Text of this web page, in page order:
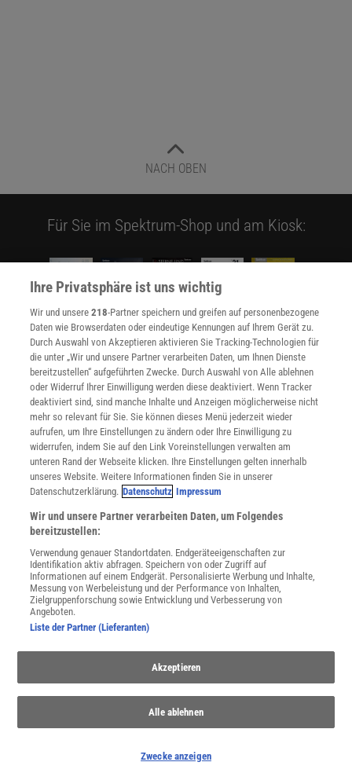
NACH OBEN
Für Sie im Spektrum-Shop und am Kiosk:
WEITERE NEUERSCHEINUNGEN SPEKTRUM SHOP
Spektrum.de-Newsletter abonnieren
JETZT ANMELDEN!
Sie können unsere Newsletter jederzeit wieder abbestellen. Infos zu unserem Umgang
mit Ihren personenbezogenen Daten finden Sie in unserer
SERVICES
Newsletter
Kontakt
Spektrum Shop
Im Handel kaufen
Ihre Privatsphäre ist uns wichtig
Wir und unsere218-Partner speichern und greifen auf personenbezogene
Daten wie Browserdaten oder eindeutige Kennungen auf Ihrem Gerät zu.
Durch Auswahl von Akzeptieren aktivieren Sie Tracking-Technologien für
die unter „Wir und unsere Partner verarbeiten Daten, um Ihnen Dienste
bereitzustellen“ aufgeführten Zwecke. Durch Auswahl von Alle ablehnen
oder Widerruf Ihrer Einwilligung werden diese deaktiviert. Wenn Tracker
deaktiviert sind, sind manche Inhalte und Anzeigen möglicherweise nicht
mehr so relevant für Sie. Sie können dieses Menü jederzeit wieder
aufrufen, um Ihre Einstellungen zu ändern oder Ihre Einwilligung zu
widerrufen, indem Sie auf den Link Voreinstellungen verwalten am
unteren Rand der Webseite klicken. Ihre Einstellungen gelten innerhalb
unseres Website. Weitere Informationen finden Sie in unserer
Datenschutzerklärung. Datenschutz Impressum
Wir und unsere Partner verarbeiten Daten, um Folgendes
bereitzustellen:
Verwendung genauer Standortdaten. Endgeräteeigenschaften zur
Identifikation aktiv abfragen. Speichern von oder Zugriff auf
Informationen auf einem Endgerät. Personalisierte Werbung und Inhalte,
Messung von Werbeleistung und der Performance von Inhalten,
Zielgruppenforschung sowie Entwicklung und Verbesserung von
Angeboten.
Liste der Partner (Lieferanten)
Akzeptieren
Alle ablehnen
Zwecke anzeigen